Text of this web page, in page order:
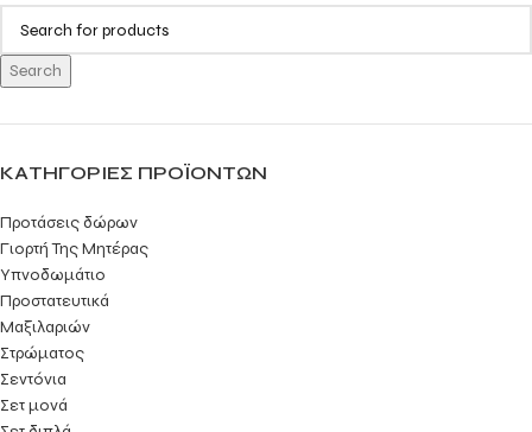
Search
ΚΑΤΗΓΟΡΊΕΣ ΠΡΟΪΌΝΤΩΝ
Προτάσεις δώρων
Γιορτή Της Μητέρας
Υπνοδωμάτιο
Προστατευτικά
Μαξιλαριών
Στρώματος
Σεντόνια
Σετ μονά